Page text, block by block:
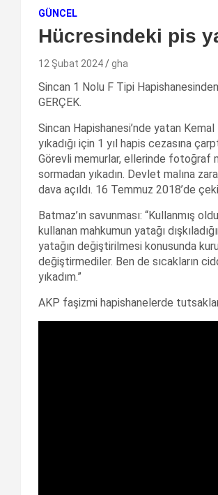
GÜNCEL
Hücresindeki pis
12 Şubat 2024 gha
Sincan 1 Nolu F Tipi
GERÇEK.
Sincan Hapishanesi’nde yatan
yıkadığı için 1 yıl hapis cezasına
Görevli memurlar, ellerinde fotoğraf
sormadan yıkadın. Devlet malına
dava açıldı. 16 Temmuz 2018’de
Batmaz’ın savunması: “Kullanmış
kullanan mahkumun yatağı
yatağın değiştirilmesi konusunda
değiştirmediler. Ben de sıcakların
yıkadım.”
AKP faşizmi hapishanelerde